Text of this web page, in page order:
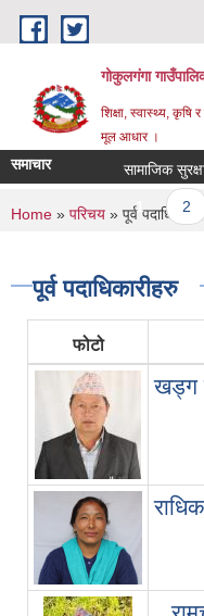
Skip to main content
गोकुलगंगा
शिक्षा, स्वास्थ्य, कृषि र
मूल आधार ।
समाचार सामाजिक
Pages
1
You are here
Home » परिचय » पूर्व
पूर्व पदाधिकारीहरु
फोटो
खड्ग